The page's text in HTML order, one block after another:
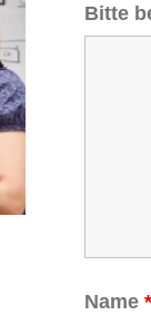
Bitte
Name*